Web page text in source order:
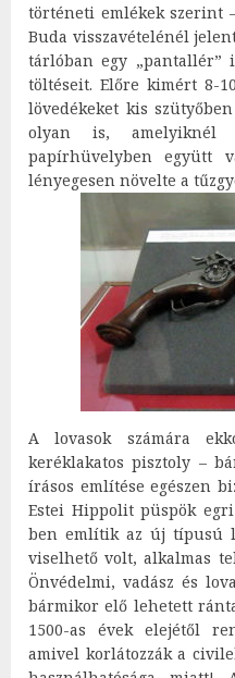
történeti emlékek szerint
Buda visszavételénél
tárlóban egy „pantallér”
töltéseit. Előre kimért 8-
lövedékeket kis
olyan is,
papírhüvelyben együtt
lényegesen növelte a
A lovasok számára
keréklakatos pisztoly –
írásos említése egészen
Estei Hippolit püspök
ben említik az új típusú
viselhető volt, alkalmas
Önvédelmi, vadász és
bármikor elő lehetett
1500-as évek elejétől
amivel korlátozzák a